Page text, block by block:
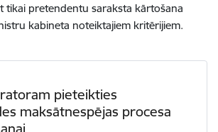
tikai pretendentu saraksta kārtošana
kabineta noteiktajiem kritērijiem.
pieteikties
maksātnespējas procesa